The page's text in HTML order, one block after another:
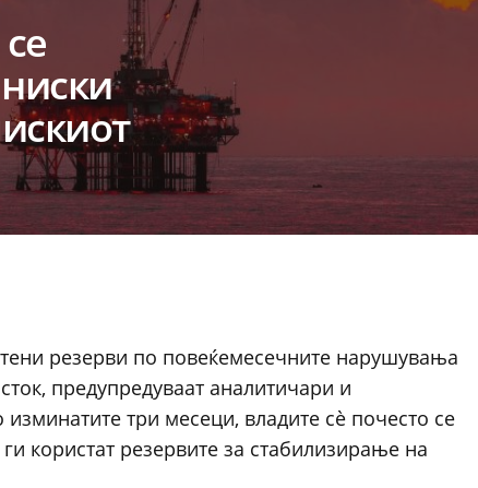
резерви по повеќемесечните нарушувања
предупредуваат аналитичари и
три месеци, владите сè почесто се
користат резервите за стабилизирање на